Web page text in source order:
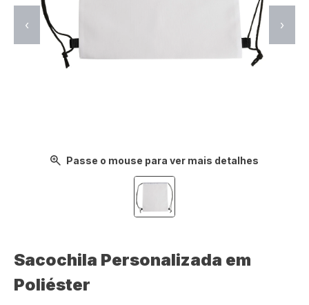
Passe o mouse para ver mais detalhes
‹ ›
Sacochila Personalizada em
Poliéster